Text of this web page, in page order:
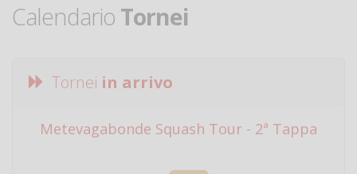
Calendario Tornei
Tornei in arrivo
Metevagabonde Squash Tour - 2ª Tappa